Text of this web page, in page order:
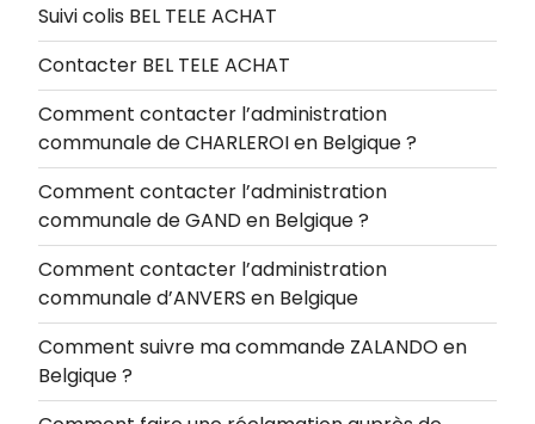
Suivi colis BEL TELE ACHAT
Contacter BEL TELE ACHAT
Comment contacter l’administration
communale de CHARLEROI en Belgique ?
Comment contacter l’administration
communale de GAND en Belgique ?
Comment contacter l’administration
communale d’ANVERS en Belgique
Comment suivre ma commande ZALANDO en
Belgique ?